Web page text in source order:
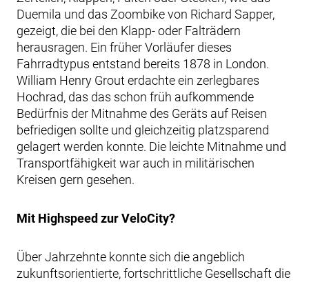
Duemila und das Zoombike von Richard Sapper,
gezeigt, die bei den Klapp- oder Falträdern
herausragen. Ein früher Vorläufer dieses
Fahrradtypus entstand bereits 1878 in London.
William Henry Grout erdachte ein zerlegbares
Hochrad, das das schon früh aufkommende
Bedürfnis der Mitnahme des Geräts auf Reisen
befriedigen sollte und gleichzeitig platzsparend
gelagert werden konnte. Die leichte Mitnahme und
Transportfähigkeit war auch in militärischen
Kreisen gern gesehen.
Mit Highspeed zur VeloCity?
Über Jahrzehnte konnte sich die angeblich
zukunftsorientierte, fortschrittliche Gesellschaft die